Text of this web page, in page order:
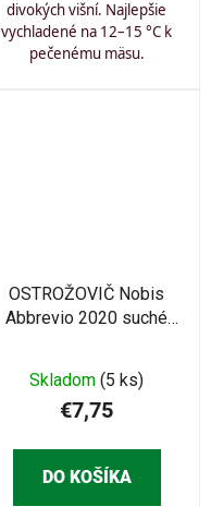
divokých višní. Najlepšie
vychladené na 12–15 °C k
pečenému mäsu.
OSTROŽOVIČ Nobis
Abbrevio 2020 suché
Skladom (5 ks)
€7,75
DO KOŠÍKA